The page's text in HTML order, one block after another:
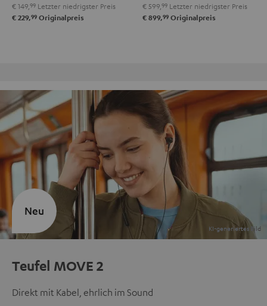
€ 149, 99 Letzter niedrigster Preis
€ 229,99 Originalpreis
€ 599, 99 Letzter niedrigster Preis
€ 899,99 Originalpreis
Teufel MOVE 2
Direkt mit Kabel, ehrlich im Sound
Neu